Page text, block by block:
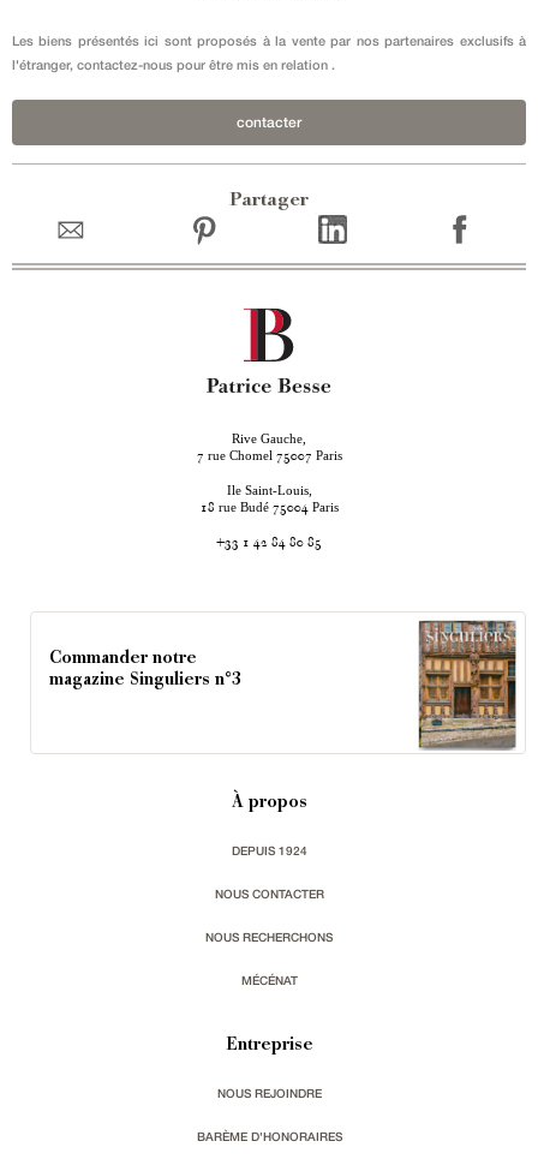
Les biens présentés ici sont proposés à la vente par nos partenaires exclusifs à
l'étranger, contactez-nous pour être mis en relation .
contacter
Partager
Rive Gauche,
7 rue Chomel 75007 Paris
Ile Saint-Louis,
18 rue Budé 75004 Paris
+33 1 42 84 80 85
Commander notre
magazine Singuliers n°3
À propos
DEPUIS 1924
NOUS CONTACTER
NOUS RECHERCHONS
MÉCÉNAT
Entreprise
NOUS REJOINDRE
BARÈME D'HONORAIRES